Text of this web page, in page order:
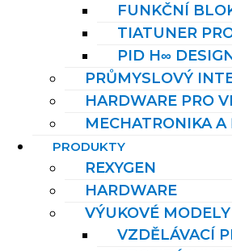
FUNKČNÍ
TIATUNER
PID H∞
PRŮMYSLOVÝ
HARDWARE PRO
MECHATRONIKA
PRODUKTY
REXYGEN
HARDWARE
VÝUKOVÉ MODELY
VZDĚLÁVACÍ